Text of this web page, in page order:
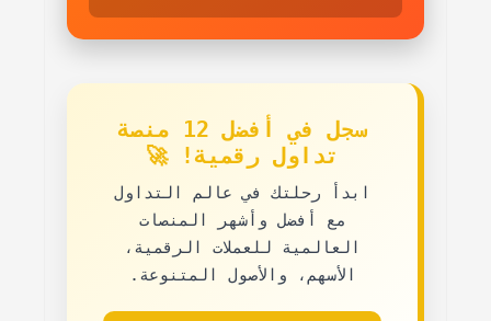
سجل في أفضل 12 منصة
تداول رقمية! 🚀
ابدأ رحلتك في عالم التداول
مع
أفضل وأشهر المنصات
العالمية للعملات الرقمية،
الأسهم، والأصول المتنوعة.